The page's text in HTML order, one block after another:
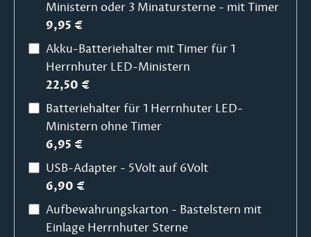
Ministern oder 3 Minatursterne - mit Timer
9,95 €
Akku-Batteriehalter mit Timer für 1
Herrnhuter LED-Ministern
22,50 €
Batteriehalter für 1 Herrnhuter LED-
Ministern ohne Timer
6,95 €
USB-Adapter - 5Volt auf 6Volt
6,90 €
Aufbewahrungskarton - Bastelstern mit
Einlage Herrnhuter Sterne